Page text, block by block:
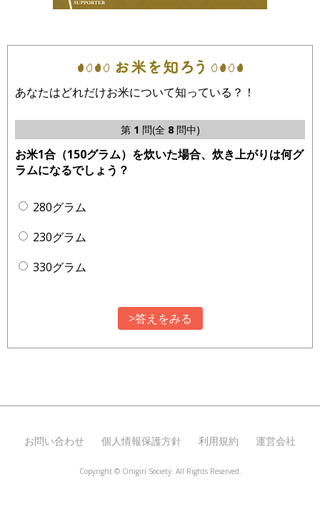
あなたはどれだけお米について知っている？！
第 1 問(全 8問中)
お米1合（150グラム）を炊いた場合、炊き上がりは何グ
ラムになるでしょう？
280グラム
230グラム
330グラム
>答えをみる
お問い合わせ 個人情報保護方針 利用規約 運営会社
Copyright © Onigiri Society. All Rights Reserved.